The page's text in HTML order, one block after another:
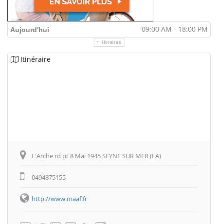
Aujourd'hui 09:00 AM - 18:00 PM
Horaires
Itinéraire
L'Arche rd pt 8 Mai 1945 SEYNE SUR MER (LA)
0494875155
http://www.maaf.fr